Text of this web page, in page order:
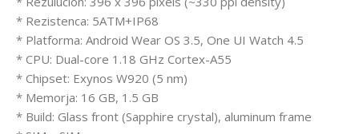
* Rezistenca: 5ATM+IP68
* Platforma: Android Wear OS 3.5, One UI Watch 4.5
* CPU: Dual-core 1.18 GHz Cortex-A55
* Chipset: Exynos W920 (5 nm)
* Memorja: 16 GB, 1.5 GB
* Build: Glass front (Sapphire crystal), aluminum frame